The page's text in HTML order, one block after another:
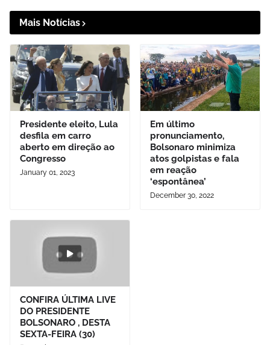
Mais Notícias
Presidente eleito, Lula
desfila em carro
aberto em direção ao
Congresso
January 01, 2023
Em último
pronunciamento,
Bolsonaro minimiza
atos golpistas e fala
em reação
‘espontânea’
December 30, 2022
CONFIRA ÚLTIMA LIVE
DO PRESIDENTE
BOLSONARO , DESTA
SEXTA-FEIRA (30)